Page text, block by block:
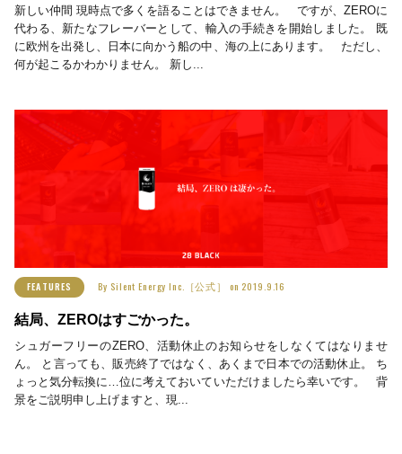
新しい仲間 現時点で多くを語ることはできません。 ですが、ZEROに
代わる、新たなフレーバーとして、輸入の手続きを開始しました。 既
に欧州を出発し、日本に向かう船の中、海の上にあります。 ただし、
何が起こるかわかりません。 新し...
FEATURES By Silent Energy Inc.［公式］ on 2019.9.16
結局、ZEROはすごかった。
シュガーフリーのZERO、活動休止のお知らせをしなくてはなりませ
ん。 と言っても、販売終了ではなく、あくまで日本での活動休止。 ち
ょっと気分転換に…位に考えておいていただけましたら幸いです。 背
景をご説明申し上げますと、現...